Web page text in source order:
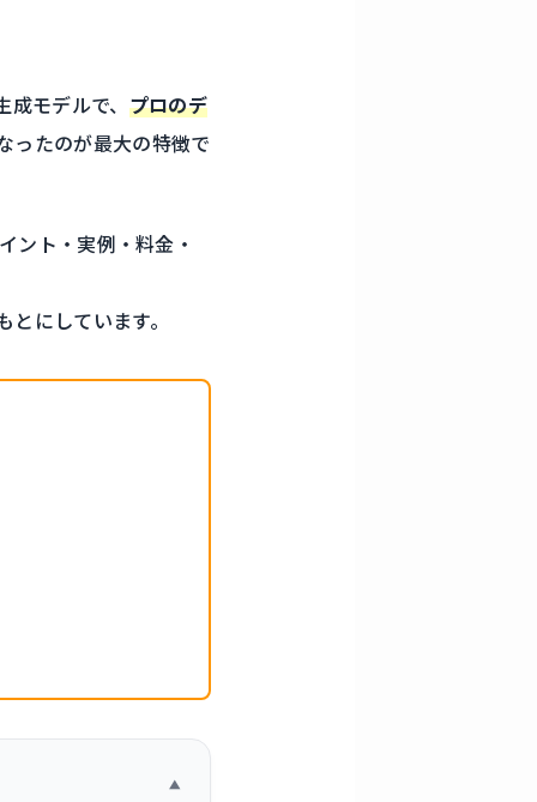
モデルで、 プロのデ
ったのが最大の特徴で
ント・実例・料金・
にしています。